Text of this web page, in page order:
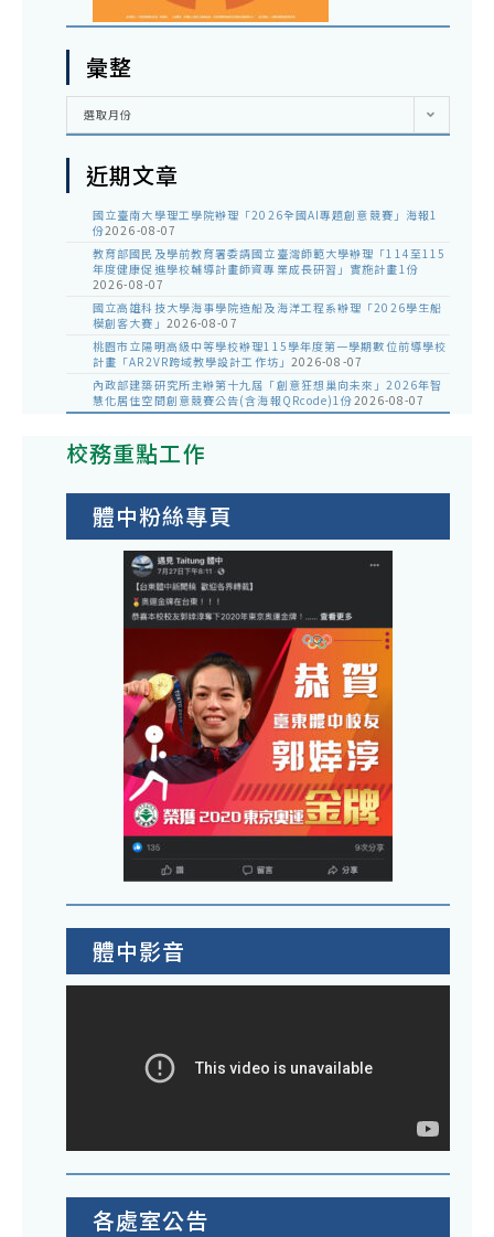
彙整
彙
選取月份
近期文章
國立臺南大學理工學院辦理「2026全國AI專題創意競賽」海報1
份2026-08-07
教育部國民及學前教育署委請國立臺灣師範大學辦理「114至115
年度健康促進學校輔導計畫師資專業成長研習」實施計畫1份
2026-08-07
國立高雄科技大學海事學院造船及海洋工程系辦理「2026學生船
模創客大賽」 2026-08-07
桃園市立陽明高級中等學校辦理115學年度第一學期數位前導學校
計畫「AR2VR跨域教學設計工作坊」 2026-08-07
內政部建築研究所主辦第十九屆「創意狂想巢向未來」2026年智
慧化居住空間創意競賽公告(含海報QRcode)1份2026-08-07
校務重點工作
體中粉絲專頁
體中影音
各處室公告